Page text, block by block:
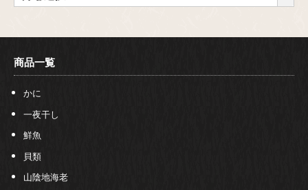
商品一覧
かに
一夜干し
鮮魚
貝類
山陰地海老